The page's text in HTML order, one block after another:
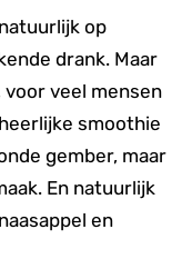
op
drank. Maar
veel mensen
smoothie
gember, maar
En natuurlijk
en